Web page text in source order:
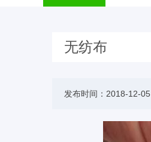
无纺布
发布时间：2018-12-05